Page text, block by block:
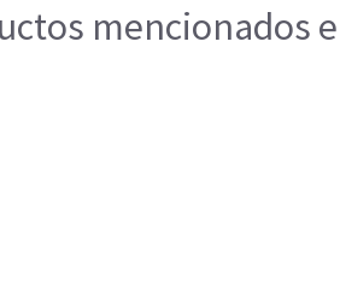
mencionados